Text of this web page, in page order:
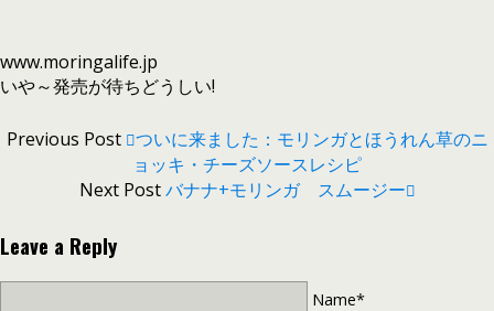
www.moringalife.jp
いや～発売が待ちどうしい!
Previous Post ついに来ました：モリンガとほうれん草のニ
ョッキ・チーズソースレシピ
Next Postバナナ+モリンガ スムージー
Leave a Reply
Name*